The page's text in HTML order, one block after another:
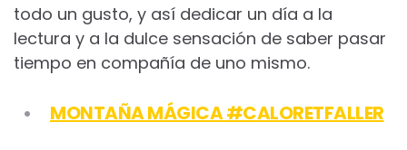
todo un gusto, y así dedicar un día a la
lectura y a la dulce sensación de saber pasar
tiempo en compañía de uno mismo.
MONTAÑA MÁGICA #CALORETFALLER